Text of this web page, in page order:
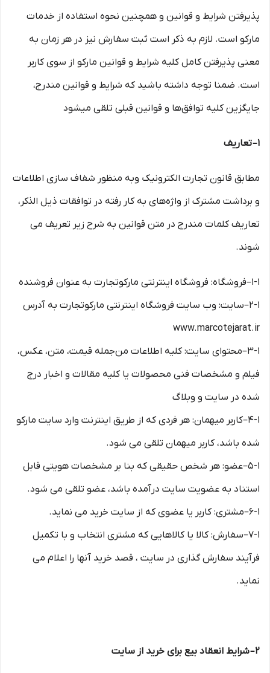
پذیرفتن شرایط و قوانین و همچنین نحوه استفاده از خدمات
مارکو است. لازم به ذکر است ثبت سفارش نیز در هر زمان به
معنی پذیرفتن کامل کلیه شرایط و قوانین مارکو از سوی کاربر
است. ضمنا توجه داشته باشید که شرایط و قوانین مندرج،
جایگزین کلیه توافق‏‌ها و قوانین قبلی تلقی میشود
۱– تعاریف
مطابق قانون تجارت الکترونیک وبه منظور شفاف سازی اطلاعات
و برداشت مشترک از واژه‌های به کار رفته در توافقات ذیل الذکر،
تعاریف کلمات مندرج در متن قوانین به شرح زیر تعریف می
شوند.
۱-۱–فروشگاه: فروشگاه اینترنتی مارکوتجارت به عنوان فروشنده
۲-۱–سایت: وب سایت فروشگاه اینترنتی مارکوتجارت به آدرس
www.marcotejarat.ir
۳-۱–محتوای سایت: کلیه اطلاعات من‌جمله قیمت، متن، عکس،
فیلم و مشخصات فنی محصولات یا کلیه مقالات و اخبار درج
شده در سایت و وبلاگ
۴-۱–کاربر میهمان: هر فردی که از طریق اینترنت وارد سایت مارکو
شده باشد، کاربر میهمان تلقی می شود.
۵-۱–عضو: هر شخص حقیقی که بنا بر مشخصات هویتی قابل
استناد به عضویت سایت درآمده باشد، عضو تلقی می شود.
۶-۱–مشتری: کاربر یا عضوی که از سایت خرید می نماید.
۷-۱–سفارش: کالا یا کالاهایی که مشتری انتخاب و با تکمیل
فرآیند سفارش گذاری در سایت ، قصد خرید آنها را اعلام می
نماید.
۲– شرایط انعقاد بیع برای خرید از سایت